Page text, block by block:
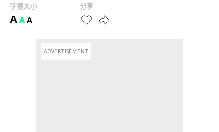
字體大小
AAA
分享
ADVERTISEMENT